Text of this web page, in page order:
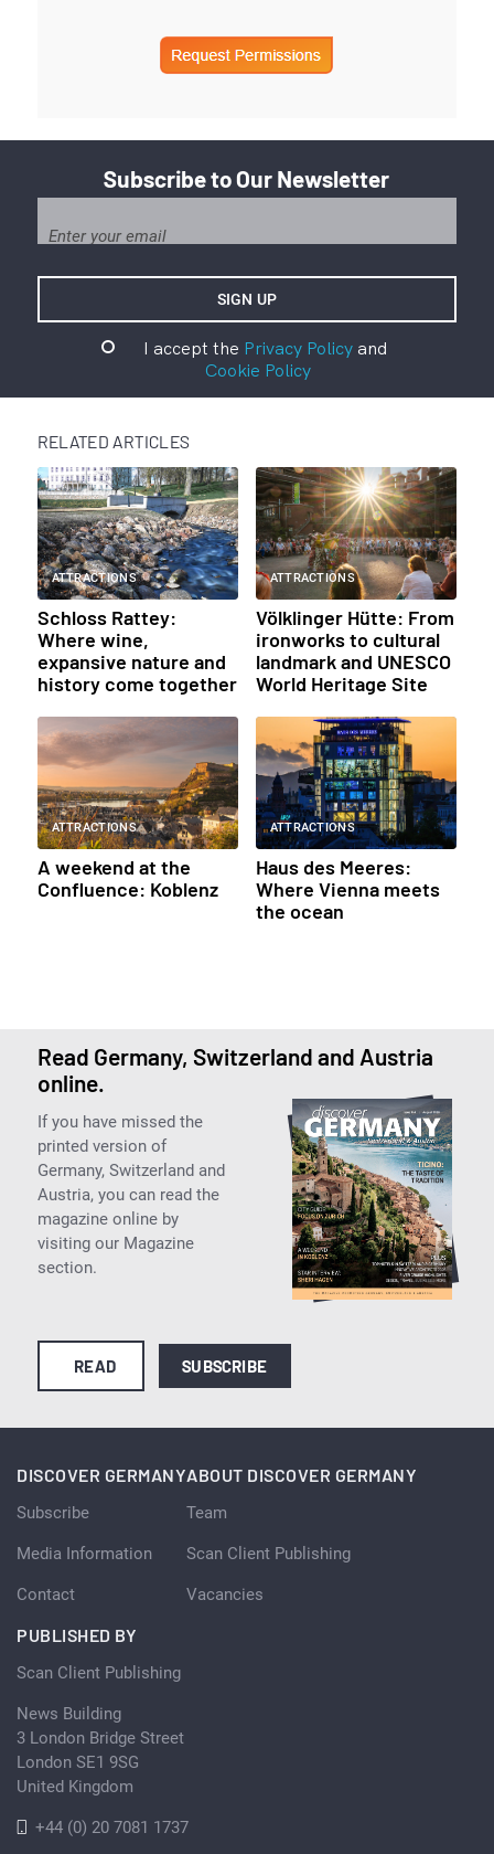
Subscribe to Our Newsletter
I accept the Privacy Policyand
Cookie Policy
RELATED ARTICLES
ATTRACTIONS
Schloss Rattey:
Where wine,
expansive nature and
history come together
ATTRACTIONS
Völklinger Hütte: From
ironworks to cultural
landmark and UNESCO
World Heritage Site
ATTRACTIONS
A weekend at the
Confluence: Koblenz
ATTRACTIONS
Haus des Meeres:
Where Vienna meets
the ocean
Read Germany, Switzerland and Austria
online.
If you have missed the
printed version of
Germany, Switzerland and
Austria, you can read the
magazine online by
visiting our Magazine
section.
READ SUBSCRIBE
DISCOVER GERMANY
Subscribe
Media Information
Contact
ABOUT DISCOVER GERMANY
Team
Scan Client Publishing
Vacancies
PUBLISHED BY
Scan Client Publishing
News Building
3 London Bridge Street
London SE1 9SG
United Kingdom
+44 (0) 20 7081 1737